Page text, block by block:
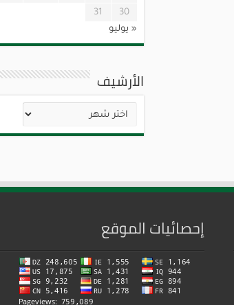
30
31
« يوليو
الأرشيف
الأرشيف
إحصائيات الموقع